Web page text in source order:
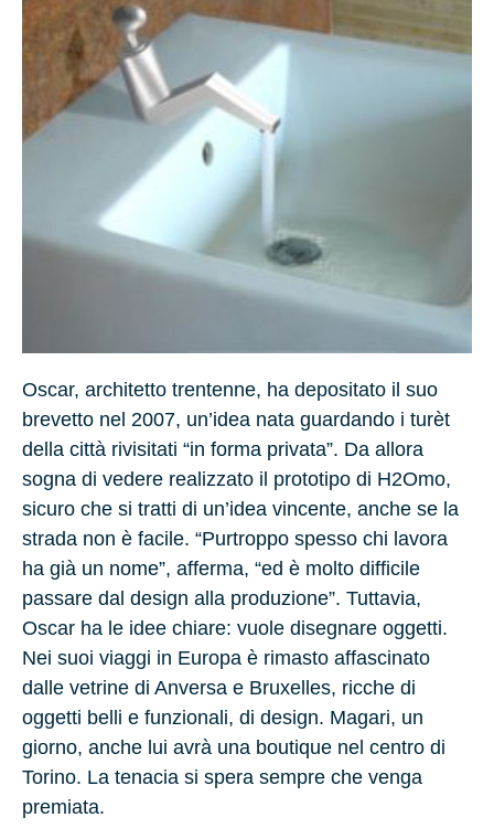
Oscar, architetto trentenne, ha depositato il suo
brevetto nel 2007, un’idea nata guardando i turèt
della città rivisitati “in forma privata”. Da allora
sogna di vedere realizzato il prototipo di H2Omo,
sicuro che si tratti di un’idea vincente, anche se la
strada non è facile. “Purtroppo spesso chi lavora
ha già un nome”, afferma, “ed è molto difficile
passare dal design alla produzione”. Tuttavia,
Oscar ha le idee chiare: vuole disegnare oggetti.
Nei suoi viaggi in Europa è rimasto affascinato
dalle vetrine di Anversa e Bruxelles, ricche di
oggetti belli e funzionali, di design. Magari, un
giorno, anche lui avrà una boutique nel centro di
Torino. La tenacia si spera sempre che venga
premiata.